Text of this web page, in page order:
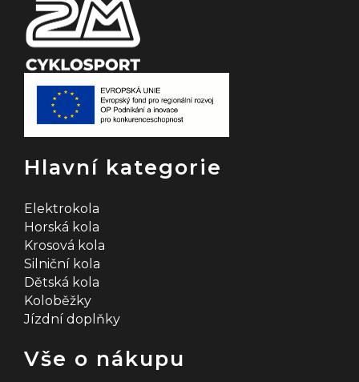
Hlavní kategorie
Elektrokola
Horská kola
Krosová kola
Silniční kola
Dětská kola
Koloběžky
Jízdní doplňky
Vše o nákupu